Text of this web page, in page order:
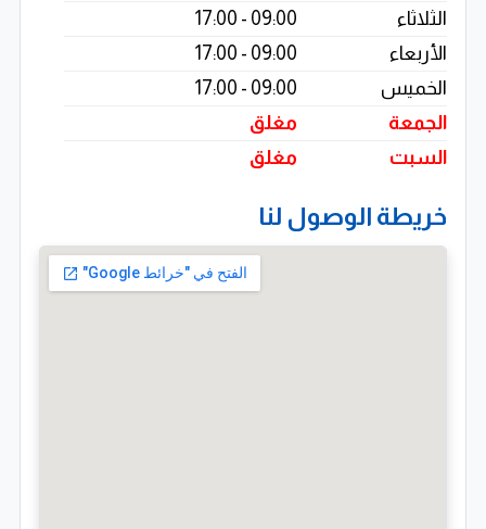
الكفاءات أو على المستوى الرأسى لزيادة حجم قاعدة البيانات
للكفاءات الباحثة عن فرص العمل المناسبة وذلك من خلال
عمل بحث للأسواق والوصول إلى جميع الأطراف ذات العلاقة
.
الثلاثاء
09:00 - 17:00
الأربعاء
09:00 - 17:00
الخميس
09:00 - 17:00
الجمعة
مغلق
السبت
مغلق
خريطة الوصول لنا